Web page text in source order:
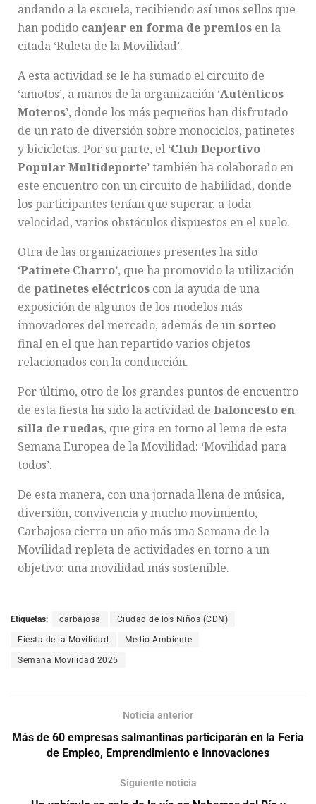
andando a la escuela, recibiendo así unos sellos que
han podido canjear en forma de premios en la
citada ‘Ruleta de la Movilidad’.
A esta actividad se le ha sumado el circuito de
‘amotos’, a manos de la organización ‘Auténticos
Moteros’, donde los más pequeños han disfrutado
de un rato de diversión sobre monociclos, patinetes
y bicicletas. Por su parte, el ‘Club Deportivo
Popular Multideporte’también ha colaborado en
este encuentro con un circuito de habilidad, donde
los participantes tenían que superar, a toda
velocidad, varios obstáculos dispuestos en el suelo.
Otra de las organizaciones presentes ha sido
‘Patinete Charro’, que ha promovido la utilización
de patinetes eléctricos con la ayuda de una
exposición de algunos de los modelos más
innovadores del mercado, además de un sorteo
final en el que han repartido varios objetos
relacionados con la conducción.
Por último, otro de los grandes puntos de encuentro
de esta fiesta ha sido la actividad de baloncesto en
silla de ruedas, que gira en torno al lema de esta
Semana Europea de la Movilidad: ‘Movilidad para
todos’.
De esta manera, con una jornada llena de música,
diversión, convivencia y mucho movimiento,
Carbajosa cierra un año más una Semana de la
Movilidad repleta de actividades en torno a un
objetivo: una movilidad más sostenible.
Etiquetas: carbajosa Ciudad de los Niños (CDN)
Fiesta de la Movilidad Medio Ambiente
Semana Movilidad 2025
Noticia anterior
Más de 60 empresas salmantinas participarán en la Feria
de Empleo, Emprendimiento e Innovaciones
Siguiente noticia